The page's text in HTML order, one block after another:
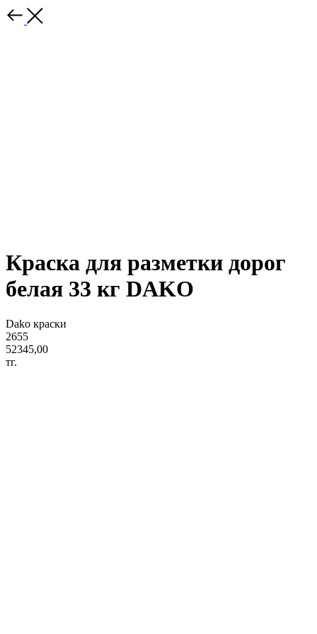
Краска для разметки дорог
белая 33 кг DAKO
Dako краски
2655
52345,00
тг.